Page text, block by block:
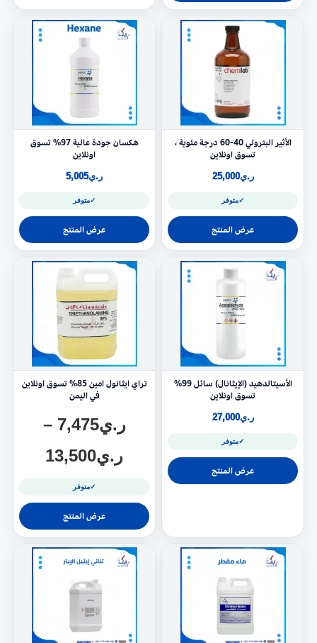
الأثير البترولي 40-60 درجة مئوية ،
تسوق اونلاين
ر.ي25,000
✓متوفر
عرض المنتج
هكسان جودة عالية 97% تسوق
اونلاين
ر.ي5,005
✓متوفر
عرض المنتج
الأسيتالدهيد (الإيثانال) سائل 99%
تسوق اونلاين
ر.ي27,000
✓متوفر
عرض المنتج
تراي ايثانول امين 85% تسوق اونلاين
في اليمن
ر.ي7,475
–
ر.ي13,500
✓متوفر
عرض المنتج